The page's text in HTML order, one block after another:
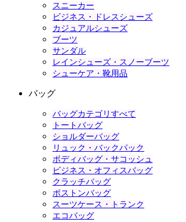
スニーカー
ビジネス・ドレスシューズ
カジュアルシューズ
ブーツ
サンダル
レインシューズ・スノーブーツ
シューケア・靴用品
バッグ
バッグカテゴリすべて
トートバッグ
ショルダーバッグ
リュック・バックパック
ボディバッグ・サコッシュ
ビジネス・オフィスバッグ
クラッチバッグ
ボストンバッグ
スーツケース・トランク
エコバッグ